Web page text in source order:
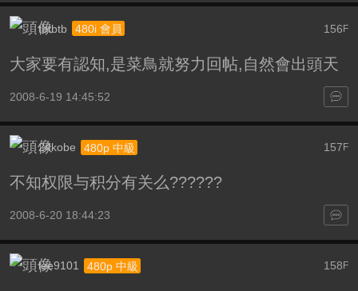
156 F
tbtbtb 480i 會員
大家要有認知,是菜鳥就努力回帖,自然會出頭天
2008-6-19 14:45:52
157 F
24kobe 480p 中級
不知权限与积分有关么??????
2008-6-20 18:44:23
158 F
lee9101 480p 中級